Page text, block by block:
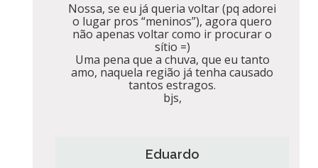
Nossa, se eu já queria voltar (pq adorei
o lugar pros “meninos”), agora quero
não apenas voltar como ir procurar o
sítio =)
Uma pena que a chuva, que eu tanto
amo, naquela região já tenha causado
tantos estragos.
bjs,
Eduardo